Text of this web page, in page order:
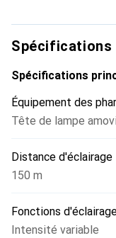
déplacements.
Spécifications
Spécifications
Équipement des
Tête de lampe
Distance d'éclairage
150 m
Fonctions
Intensité variable